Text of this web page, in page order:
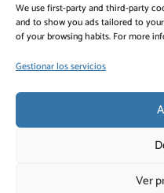
We use first-party and third-party
and to show you ads tailored to
of your browsing habits. For more
Gestionar los servicios
Ver
Jornada Online del Grupo
eficiencia en el uso del